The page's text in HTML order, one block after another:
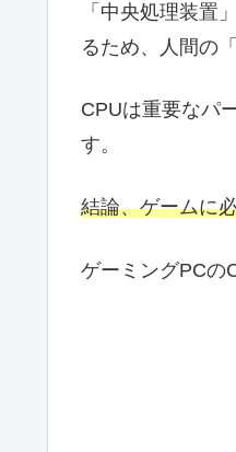
「中央処理装置
るため、人間の
CPUは重要なパ
す。
結論、ゲームに
ゲーミングPCの